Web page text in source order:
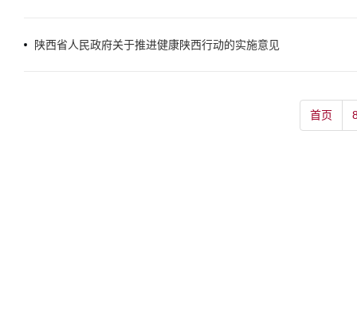
陕西省人民政府关于推进健康陕西行动的实施意见
首页